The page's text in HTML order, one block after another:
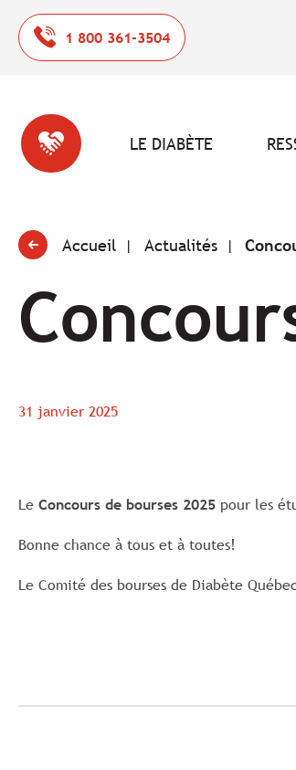
1 800 361-3504
LE DIABÈTE
Accueil Actualités
31 janvier 2025
Le Concours de bourses 2025 pour les
Bonne chance à tous et à toutes!
Le Comité des bourses de Diabète